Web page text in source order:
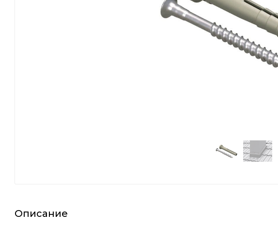
Описание